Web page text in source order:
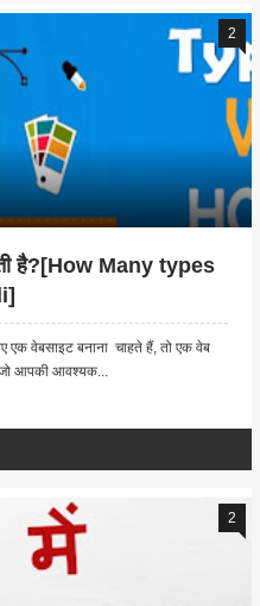
2
है?[How Many types
वेबसाइट बनाना चाहते हैं, तो एक वेब
जो आपकी आवश्यक...
2